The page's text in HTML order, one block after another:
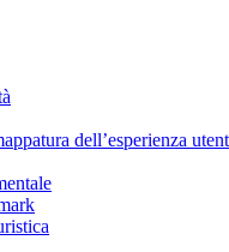
dell’esperienza